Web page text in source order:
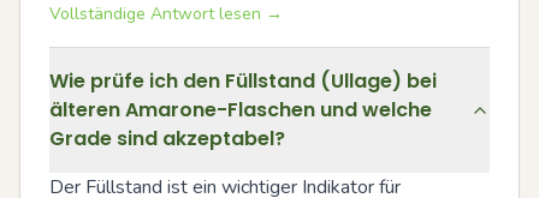
Vollständige Antwort lesen →
Wie prüfe ich den Füllstand (Ullage) bei
älteren Amarone-Flaschen und welche
Grade sind akzeptabel?
Der Füllstand ist ein wichtiger Indikator für